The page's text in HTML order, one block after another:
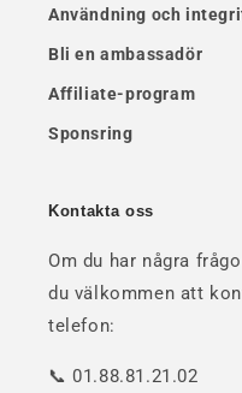
Användning och
Bli en ambassadör
Affiliate-program
Sponsring
Kontakta oss
Om du har några
du välkommen att
telefon:
📞 01.88.81.21.02